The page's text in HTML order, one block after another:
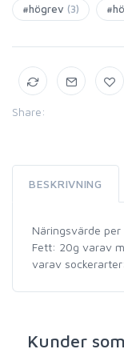
#högrev (3)
Share:
BESKRIVNING
Näringsvärde
Fett: 20g varav
varav
Kunder